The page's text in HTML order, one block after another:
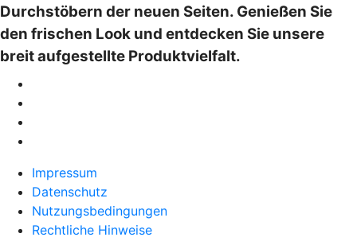
Durchstöbern der neuen Seiten. Genießen Sie
den frischen Look und entdecken Sie unsere
breit aufgestellte Produktvielfalt.
Impressum
Datenschutz
Nutzungsbedingungen
Rechtliche Hinweise